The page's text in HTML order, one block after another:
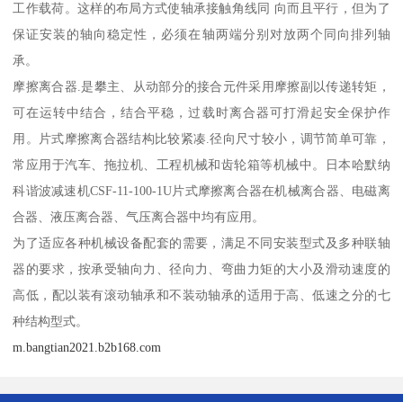
工作载荷。这样的布局方式使轴承接触角线同 向而且平行，但为了
保证安装的轴向稳定性，必须在轴两端分别对放两个同向排列轴
承。
摩擦离合器.是攀主、从动部分的接合元件采用摩擦副以传递转矩，
可在运转中结合，结合平稳，过载时离合器可打滑起安全保护作
用。片式摩擦离合器结构比较紧凑.径向尺寸较小，调节简单可靠，
常应用于汽车、拖拉机、工程机械和齿轮箱等机械中。日本哈默纳
科谐波减速机CSF-11-100-1U片式摩擦离合器在机械离合器、电磁离
合器、液压离合器、气压离合器中均有应用。
为了适应各种机械设备配套的需要，满足不同安装型式及多种联轴
器的要求，按承受轴向力、径向力、弯曲力矩的大小及滑动速度的
高低，配以装有滚动轴承和不装动轴承的适用于高、低速之分的七
种结构型式。
m.bangtian2021.b2b168.com